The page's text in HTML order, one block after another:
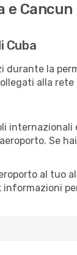
e Cancun
Cuba
durante la
alla
Se
al tuo
informazioni